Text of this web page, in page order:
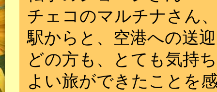
チェコのマルチナさん
駅からと、空港への送
どの方も、とても気持
よい旅ができたことを